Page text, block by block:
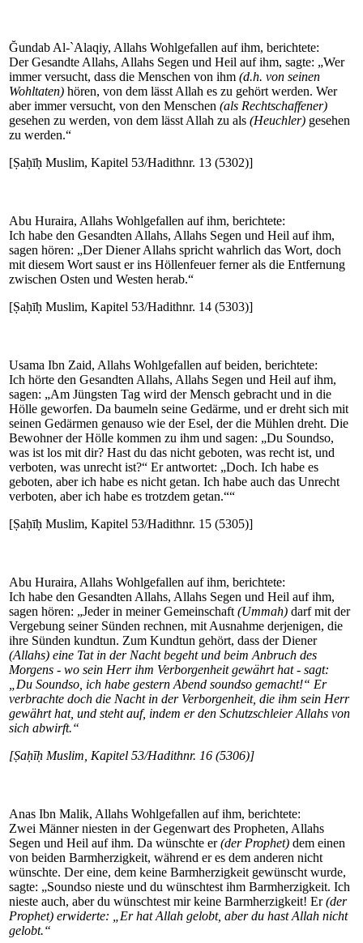
Ğundab Al-`Alaqiy, Allahs Wohlgefallen auf ihm, berichtete:
Der Gesandte Allahs, Allahs Segen und Heil auf ihm, sagte: „Wer
immer versucht, dass die Menschen von ihm (d.h. von seinen
Wohltaten) hören, von dem lässt Allah es zu gehört werden. Wer
aber immer versucht, von den Menschen (als Rechtschaffener)
gesehen zu werden, von dem lässt Allah zu als (Heuchler) gesehen
zu werden.“
[Ṣaḥīḥ Muslim, Kapitel 53/Hadithnr. 13 (5302)]
Abu Huraira, Allahs Wohlgefallen auf ihm, berichtete:
Ich habe den Gesandten Allahs, Allahs Segen und Heil auf ihm,
sagen hören: „Der Diener Allahs spricht wahrlich das Wort, doch
mit diesem Wort saust er ins Höllenfeuer ferner als die Entfernung
zwischen Osten und Westen herab.“
[Ṣaḥīḥ Muslim, Kapitel 53/Hadithnr. 14 (5303)]
Usama Ibn Zaid, Allahs Wohlgefallen auf beiden, berichtete:
Ich hörte den Gesandten Allahs, Allahs Segen und Heil auf ihm,
sagen: „Am Jüngsten Tag wird der Mensch gebracht und in die
Hölle geworfen. Da baumeln seine Gedärme, und er dreht sich mit
seinen Gedärmen genauso wie der Esel, der die Mühlen dreht. Die
Bewohner der Hölle kommen zu ihm und sagen: „Du Soundso,
was ist los mit dir? Hast du das nicht geboten, was recht ist, und
verboten, was unrecht ist?“ Er antwortet: „Doch. Ich habe es
geboten, aber ich habe es nicht getan. Ich habe auch das Unrecht
verboten, aber ich habe es trotzdem getan.““
[Ṣaḥīḥ Muslim, Kapitel 53/Hadithnr. 15 (5305)]
Abu Huraira, Allahs Wohlgefallen auf ihm, berichtete:
Ich habe den Gesandten Allahs, Allahs Segen und Heil auf ihm,
sagen hören: „Jeder in meiner Gemeinschaft (Ummah) darf mit der
Vergebung seiner Sünden rechnen, mit Ausnahme derjenigen, die
ihre Sünden kundtun. Zum Kundtun gehört, dass der Diener
(Allahs) eine Tat in der Nacht begeht und beim Anbruch des
Morgens - wo sein Herr ihm Verborgenheit gewährt hat - sagt:
„Du Soundso, ich habe gestern Abend soundso gemacht!“ Er
verbrachte doch die Nacht in der Verborgenheit, die ihm sein Herr
gewährt hat, und steht auf, indem er den Schutzschleier Allahs von
sich abwirft.“
[Ṣaḥīḥ Muslim, Kapitel 53/Hadithnr. 16 (5306)]
Anas Ibn Malik, Allahs Wohlgefallen auf ihm, berichtete:
Zwei Männer niesten in der Gegenwart des Propheten, Allahs
Segen und Heil auf ihm. Da wünschte er(der Prophet) dem einen
von beiden Barmherzigkeit, während er es dem anderen nicht
wünschte. Der eine, dem keine Barmherzigkeit gewünscht wurde,
sagte: „Soundso nieste und du wünschtest ihm Barmherzigkeit. Ich
nieste auch, aber du wünschtest mir keine Barmherzigkeit! Er(der
Prophet) erwiderte: „Er hat Allah gelobt, aber du hast Allah nicht
gelobt.“